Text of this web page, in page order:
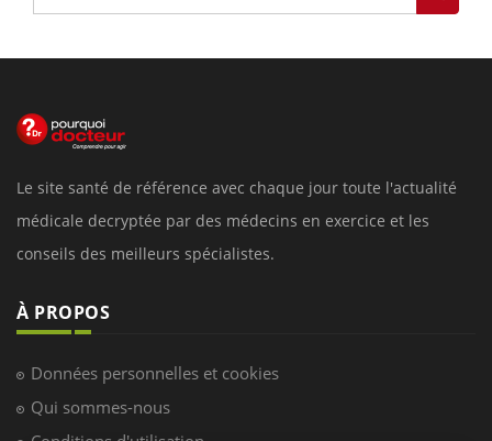
Le site santé de référence avec chaque jour toute l'actualité
médicale decryptée par des médecins en exercice et les
conseils des meilleurs spécialistes.
À PROPOS
Données personnelles et cookies
Qui sommes-nous